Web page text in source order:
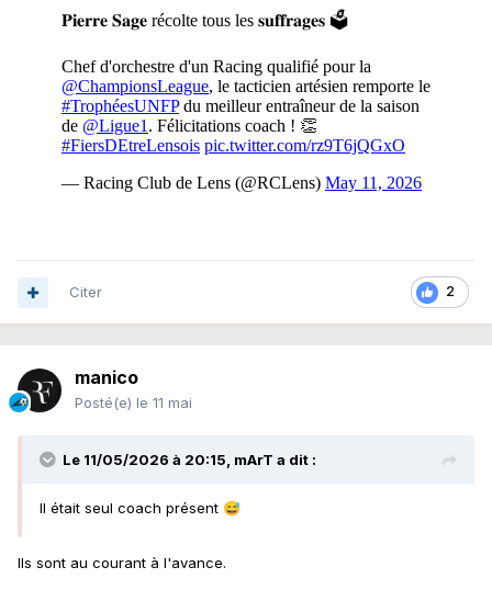
2
Citer
manico
Posté(e) le 11 mai
Le 11/05/2026 à 20:15, mArT a dit :
Il était seul coach présent 😅
Ils sont au courant à l'avance.